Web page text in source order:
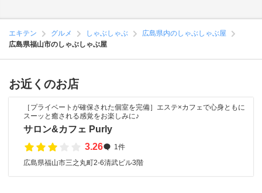
エキテン グルメ しゃぶしゃぶ
広島県内のしゃぶしゃぶ屋
広島県福山市のしゃぶしゃぶ屋
お近くのお店
［プライベートが確保された個室を完備］エステ×カフェで心身ともに
スーッと癒される感覚をお楽しみに♪
サロン&カフェ Purly
3.26
1件
広島県福山市三之丸町2-6清武ビル3階